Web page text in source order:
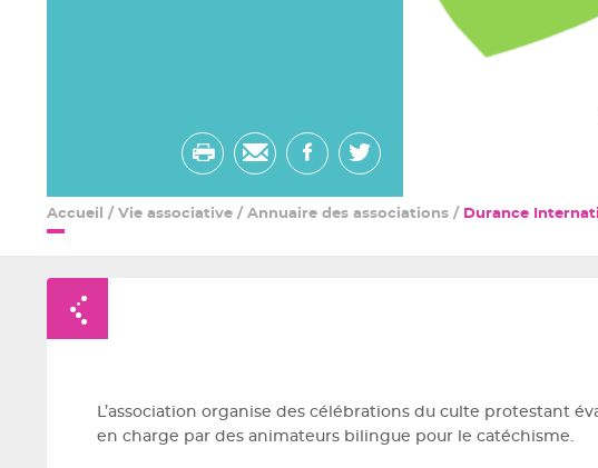
ImprimerEnvoyer
par
Partager
sur
Partager
sur
Accueil / Vie associative / Annuaire des associations / Durance
L’association organise des célébrations du culte protestant
en charge par des animateurs bilingue pour le catéchisme.